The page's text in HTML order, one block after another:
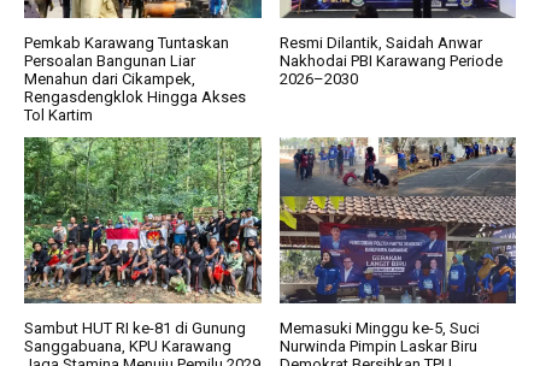
Pemkab Karawang Tuntaskan
Persoalan Bangunan Liar
Menahun dari Cikampek,
Rengasdengklok Hingga Akses
Tol Kartim
Resmi Dilantik, Saidah Anwar
Nakhodai PBI Karawang Periode
2026–2030
Sambut HUT RI ke-81 di Gunung
Sanggabuana, KPU Karawang
Memasuki Minggu ke-5, Suci
Nurwinda Pimpin Laskar Biru